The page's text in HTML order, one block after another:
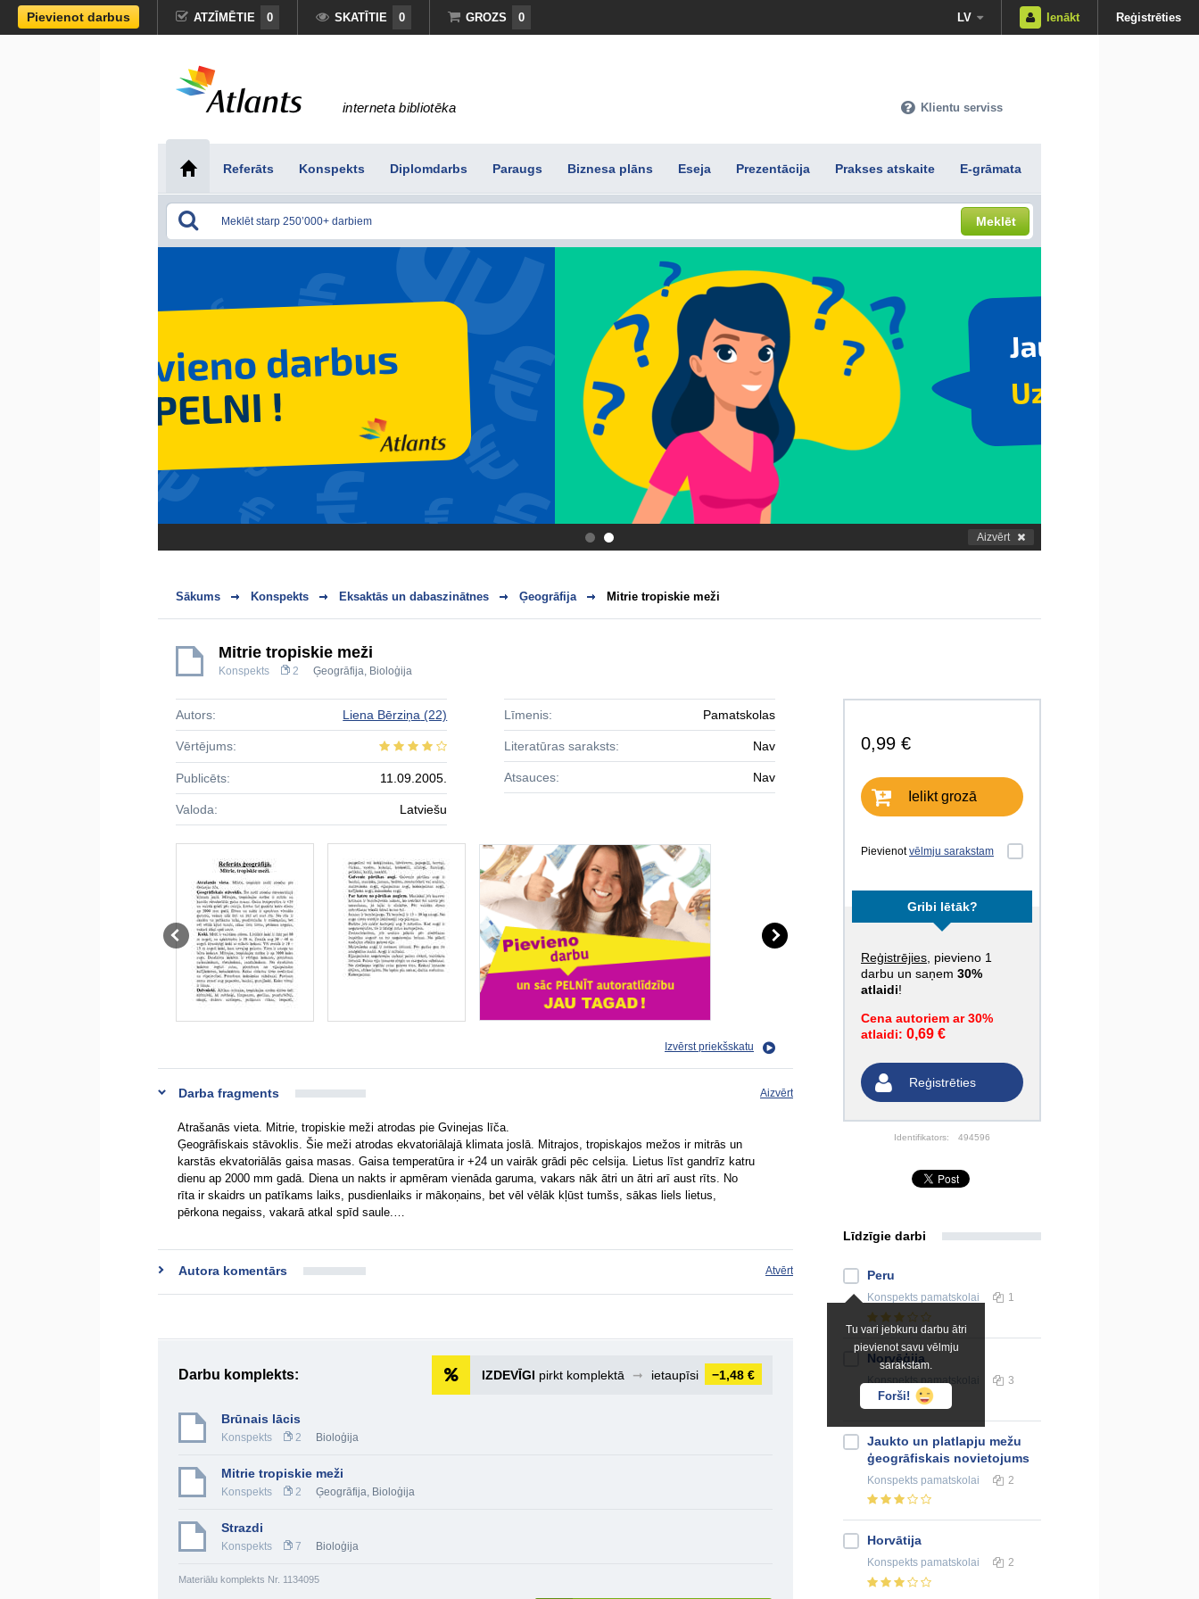
Pievienot darbus ATZĪMĒTIE 0 SKATĪTIE 0 GROZS 0 LV Ienākt Reģistrēties
interneta bibliotēka Klientu serviss
Referāts Konspekts Diplomdarbs Paraugs Biznesa plāns Eseja Prezentācija Prakses atskaite E-grāmata
Meklēt
. Aizvērt
Sākums Konspekts Eksaktās un dabaszinātnes Ģeogrāfija Mitrie tropiskie meži
Mitrie tropiskie meži
Konspekts 2 Ģeogrāfija, Bioloģija
0,99 €
Ielikt grozā
Pievienotvēlmju sarakstam
Gribi lētāk?
Reģistrējies , pievieno 1
darbu un saņem 30%
atlaidi!
Cena autoriem ar 30%
atlaidi: 0,69 €
Reģistrēties
Identifikators: 494596
Autors: Liena Bērziņa (22)
Vērtējums:
Publicēts: 11.09.2005.
Valoda: Latviešu
Līmenis: Pamatskolas
Literatūras saraksts: Nav
Atsauces: Nav
Izvērst priekšskatu
Darba fragments Aizvērt
Atrašanās vieta. Mitrie, tropiskie meži atrodas pie Gvinejas līča.
Ģeogrāfiskais stāvoklis. Šie meži atrodas ekvatoriālajā klimata joslā. Mitrajos, tropiskajos mežos ir mitrās un
karstās ekvatoriālās gaisa masas. Gaisa temperatūra ir +24 un vairāk grādi pēc celsija. Lietus līst gandrīz katru
dienu ap 2000 mm gadā. Diena un nakts ir apmēram vienāda garuma, vakars nāk ātri un ātri arī aust rīts. No
rīta ir skaidrs un patīkams laiks, pusdienlaiks ir mākoņains, bet vēl vēlāk kļūst tumšs, sākas liels lietus,
pērkona negaiss, vakarā atkal spīd saule.…
Autora komentārs Atvērt
Darbu komplekts: IZDEVĪGI pirkt komplektā ➞ ietaupīsi −1,48 €
Brūnais lācis
Konspekts 2 Bioloģija
Mitrie tropiskie meži
Konspekts 2 Ģeogrāfija, Bioloģija
Strazdi
Konspekts 7 Bioloģija
Materiālu komplekts Nr. 1134095
Līdzīgie darbi
Tu vari jebkuru darbu ātri
pievienot savu vēlmju
sarakstam.
Forši!
Peru
Konspekts pamatskolai 1
Norvēģija
Konspektspamatskolai 3
Jaukto un platlapju mežu
ģeogrāfiskais novietojums
Konspekts pamatskolai 2
Horvātija
Konspekts pamatskolai 2